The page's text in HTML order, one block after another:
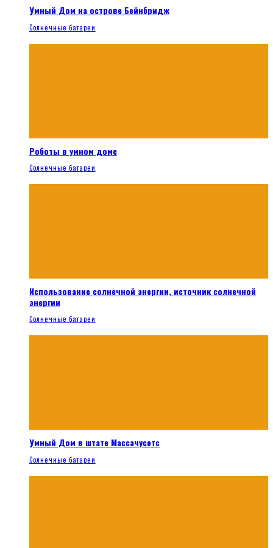
Умный Дом на острове Бейнбридж
Солнечные батареи
Роботы в умном доме
Солнечные батареи
Использование солнечной энергии, источник солнечной
энергии
Солнечные батареи
Умный Дом в штате Массачусетс
Солнечные батареи